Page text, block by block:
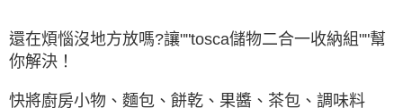
還在煩惱沒地方放嗎?讓""tosca儲物二合一收納組""幫
你解決！
快將廚房小物、麵包、餅乾、果醬、茶包、調味料